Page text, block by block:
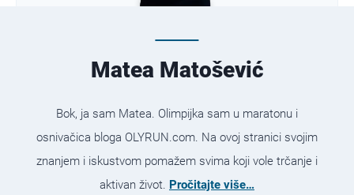
Matea Matošević
Bok, ja sam Matea. Olimpijka sam u maratonu i
osnivačica bloga OLYRUN.com. Na ovoj stranici svojim
znanjem i iskustvom pomažem svima koji vole trčanje i
aktivan život. Pročitajte više…